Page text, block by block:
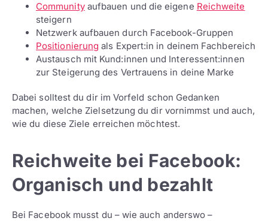
Communityaufbauen und die eigene Reichweite
steigern
Netzwerk aufbauen durch Facebook-Gruppen
Positionierung als Expert:in in deinem Fachbereich
Austausch mit Kund:innen und Interessent:innen
zur Steigerung des Vertrauens in deine Marke
Dabei solltest du dir im Vorfeld schon Gedanken
machen, welche Zielsetzung du dir vornimmst und auch,
wie du diese Ziele erreichen möchtest.
Reichweite bei Facebook:
Organisch und bezahlt
Bei Facebook musst du – wie auch anderswo –